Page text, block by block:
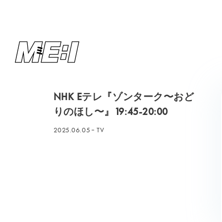
NHK Eテレ『ゾンターク〜おど
りのほし〜』19:45-20:00
2025.06.05 TV